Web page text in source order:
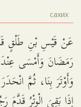
сахих
عَنْ قَيْسِ بْنِ طَلْقٍ
رَمَضَانَ وَأَمْسَى
وَأَوْتَرَ بِنَا، ثُمَّ
إِذَا بَقِيَ الْوِتْرُ